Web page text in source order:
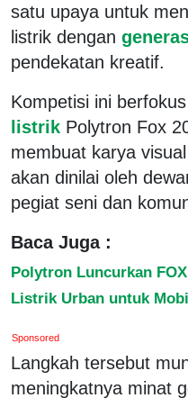
satu upaya untuk
listrik dengan
pendekatan kreatif.
Kompetisi ini
listrik Polytron Fox
membuat karya
akan dinilai oleh
pegiat seni dan
Baca Juga :
Polytron Luncurkan
Listrik Urban untuk
Sponsored
Langkah tersebut
meningkatnya minat